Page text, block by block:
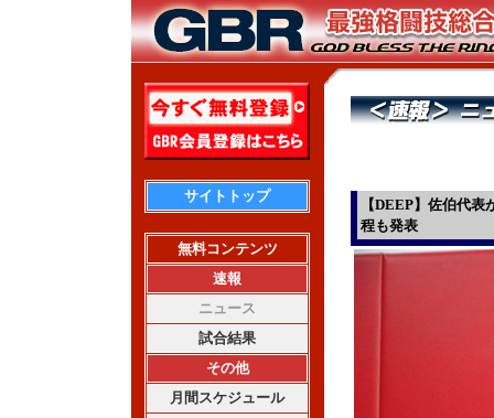
サイトトップ
無料コンテンツ
速報
ニュース
試合結果
その他
月間スケジュール
【DEEP】佐伯代
程も発表